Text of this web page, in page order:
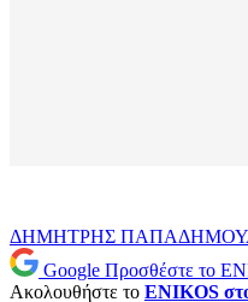
ΔΗΜΗΤΡΗΣ
Google Προσθέστε το
Ακολουθήστε το ENIKOS